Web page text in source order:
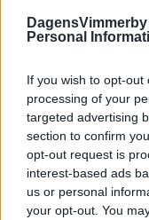
Personal
If you wish to opt-
processing of your
targeted advertising
section to confirm
opt-out request is
interest-based ads
us or personal
your opt-out. You
NYHETER 14 december
SENASTE
Dags för visafton i